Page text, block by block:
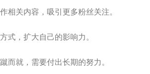
相关内容，吸引更多粉丝关注。
式，扩大自己的影响力。
而就，需要付出长期的努力。